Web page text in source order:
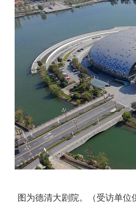
图为德清大剧院。（受访单位